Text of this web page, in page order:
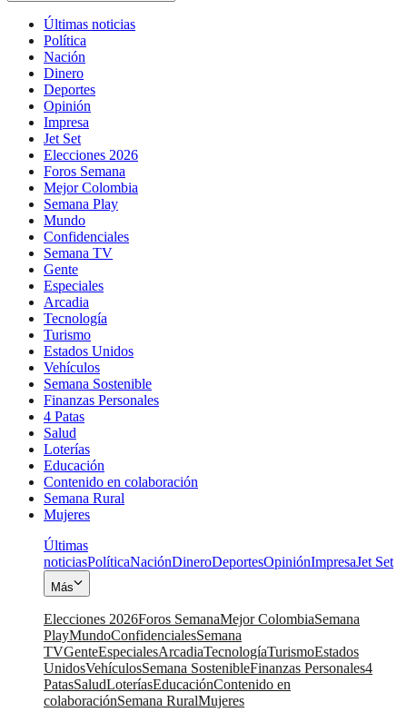
Últimas noticias
Política
Nación
Dinero
Deportes
Opinión
Impresa
Jet Set
Elecciones 2026
Foros Semana
Mejor Colombia
Semana Play
Mundo
Confidenciales
Semana TV
Gente
Especiales
Arcadia
Tecnología
Turismo
Estados Unidos
Vehículos
Semana Sostenible
Finanzas Personales
4 Patas
Salud
Loterías
Educación
Contenido en colaboración
Semana Rural
Mujeres
Últimas
noticiasPolíticaNaciónDineroDeportesOpiniónImpresaJet Set
Más
Elecciones 2026Foros SemanaMejor ColombiaSemana
PlayMundoConfidencialesSemana
TVGenteEspecialesArcadiaTecnologíaTurismoEstados
UnidosVehículosSemana SostenibleFinanzas Personales4
PatasSaludLoteríasEducaciónContenido en
colaboraciónSemana RuralMujeres